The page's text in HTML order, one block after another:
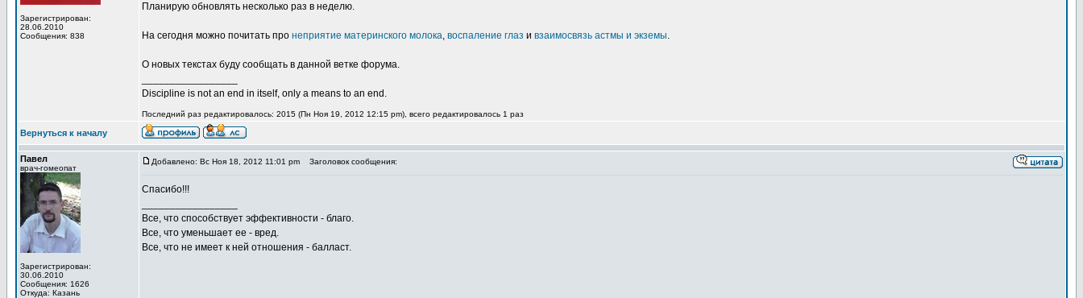
Зарегистрирован:
28.06.2010
Сообщения: 838
Планирую обновлять несколько раз в неделю.
На сегодня можно почитать про неприятие материнского молока, воспаление глаз и взаимосвязь астмы и экземы.
О новых текстах буду сообщать в данной ветке форума.
Discipline is not an end in itself, only a means to an end.
Последний раз редактировалось: 2015 (Пн Ноя 19, 2012 12:15 pm), всего редактировалось 1 раз
Вернуться к началу
Павел
врач-гомеопат
Зарегистрирован:
30.06.2010
Сообщения: 1626
Откуда: Казань
Добавлено: Вс Ноя 18, 2012 11:01 pm Заголовок сообщения:
Спасибо!!!
Все, что способствует эффективности - благо.
Все, что уменьшает ее - вред.
Все, что не имеет к ней отношения - балласт.